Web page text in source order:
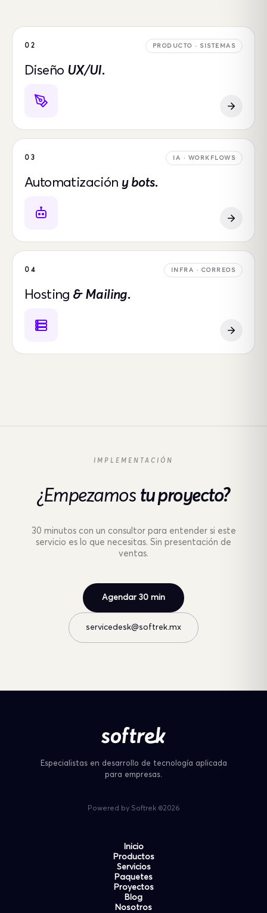
02 PRODUCTO · SISTEMAS
Diseño UX/UI.
03 IA · WORKFLOWS
Automatización y bots.
04 INFRA · CORREOS
Hosting & Mailing.
IMPLEMENTACIÓN
¿Empezamos tu proyecto?
30 minutos con un consultor para entender si este
servicio es lo que necesitas. Sin presentación de
ventas.
Agendar 30 min
servicedesk@softrek.mx
Inicio
Productos
Servicios
Paquetes
Proyectos
Blog
Nosotros
Especialistas en desarrollo de tecnología aplicada
para empresas.
Powered by Softrek ©2026